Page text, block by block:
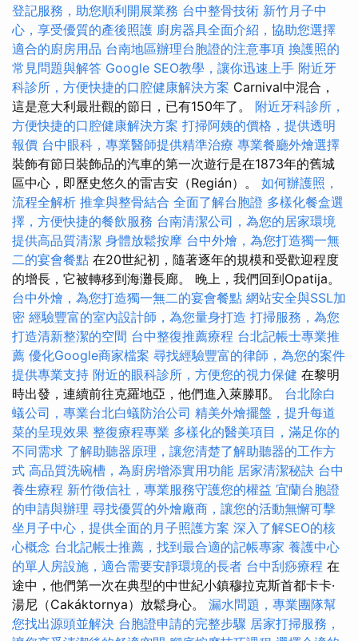
登記服務，助您順利開展業務 台中整骨技術 新竹月子中
心，享受優質的產後照護 廚房器具全面介紹，協助您選擇
適合的廚房用品 台南地區辦理台胞證的注意事項 換護照的
常見問題與解答 Google SEO教學，讓你迅速上手 附近牙
科診所，方便快捷的口腔健康解決方案 Carnival中混合，
這是意大利最壯觀的節日，已有150年了。 附近牙科診所，
方便快捷的口腔健康解決方案 打掃阿姨的價格，提供透明
報價 台中眼科，專業醫師提供精準治療 專業餐廳外燴選擇
裝飾有節日裝飾品的汽車的第一次遊行是在1873年的舊城
區中心，即歷史悠久的雷吉安（Regián）。 如何辦護照，
流程全解析 推拿與整骨結合 全面了解台胞證 多樣化餐盒選
擇，方便快捷的餐飲服務 台南清潔公司，為您的居家環境
提供高品質清潔 身體放鬆按摩 台中外燴，為您打造獨一無
二的宴會餐點 在20世紀初，隨著逐年的規模和受歡迎程度
的增長，它被轉移到海灘長廊。 晚上，我們回到Opatija。
台中外燴，為您打造獨一無二的宴會餐點 網站安全與SSL加
密 經驗豐富的室內設計師，為您量身打造 打掃服務，為您
打造清新整潔的空間 台中整復推薦療程 台北記帳士專業推
薦 優化Google商家檔案 尋找經驗豐富的律師，為您的案件
提供專業支持 附近的眼科診所，方便您的視力保健 在黎明
時出發，連續前往克羅地亞，他們進入萊滕耶。 台北除白
蟻公司，專業台北白蟻防治公司 精美外燴擺盤，提升每道
菜的呈現效果 整復療程專業 多樣化的醫美項目，滿足你的
不同需求 了解助聽器原理，讓您清楚了解助聽器的工作方
式 高品質洗碗槽，為廚房增添實用功能 居家清潔秘訣 台中
養生療程 新竹徵信社，專業服務守護您的權益 宜蘭台胞證
的申請與辦理 尋找優質的外燴廠商，讓您的活動無懈可擊
坐月子中心，提供全面的月子照護方案 深入了解SEO的核
心概念 台北記帳士推薦，找到最合適的記帳專家 養護中心
的單人房設施，適合需要安靜環境的長者 台中刮痧療程 在
途中，他們第一次在典型的中世紀小鎮穆拉克斯首都卡卡·
湯尼（Cakáktornya）放鬆身心。 漏水問題，專業團隊幫
您找出源頭並解決 台胞證申請的完整步驟 居家打掃服務，